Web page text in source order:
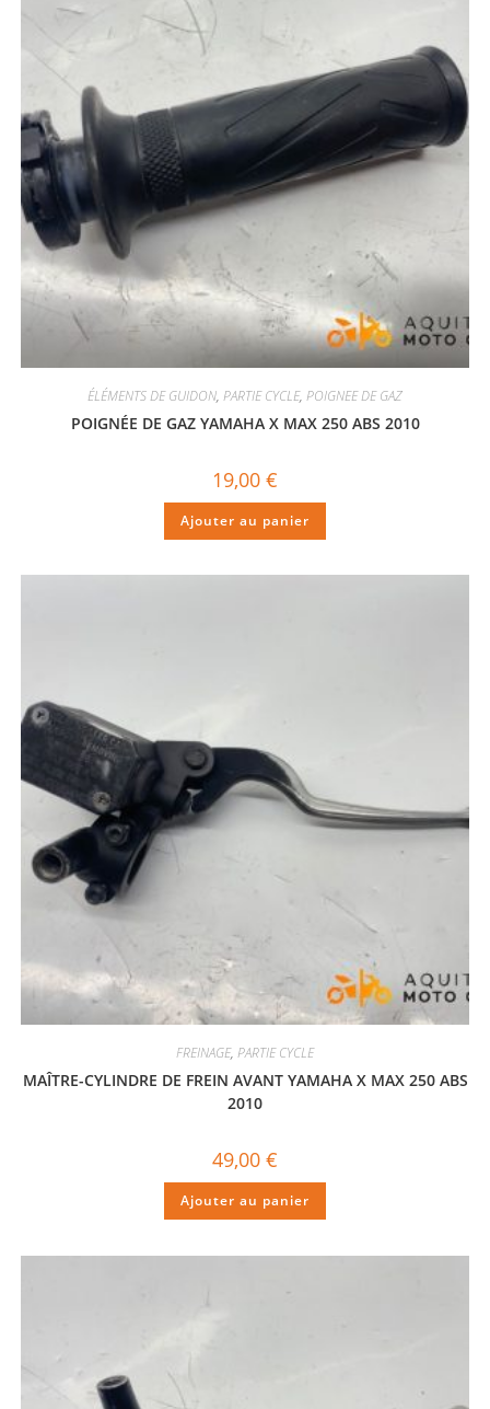
ÉLÉMENTS DE GUIDON, PARTIE CYCLE, POIGNEE DE GAZ
POIGNÉE DE GAZ YAMAHA X MAX 250 ABS 2010
19,00 €
Ajouter au panier
FREINAGE, PARTIE CYCLE
MAÎTRE-CYLINDRE DE FREIN AVANT YAMAHA X MAX 250 ABS
2010
49,00 €
Ajouter au panier